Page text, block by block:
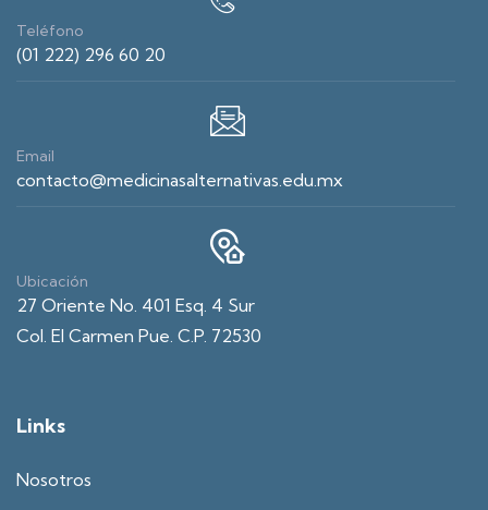
Teléfono
(01 222) 296 60 20
Email
contacto@medicinasalternativas.edu.mx
Ubicación
27 Oriente No. 401 Esq. 4 Sur
Col. El Carmen Pue. C.P. 72530
Links
Nosotros